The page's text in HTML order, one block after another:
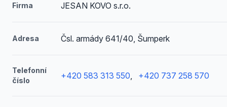
Firma JESAN KOVO s.r.o.
Adresa Čsl. armády 641/40, Šumperk
Telefonní
číslo
+420 583 313 550, +420 737 258 570